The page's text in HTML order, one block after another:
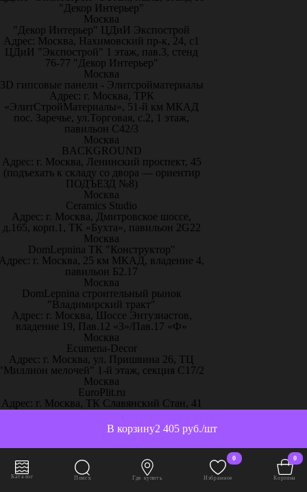
2 405 руб./шт
В корзину
"Декор Интерьер"
Москва
"Декор Интерьер" ЦДиИ Экспострой
Адрес: Москва, Нахимовский пр-к, 24, с1
ЦДиИ "Экспострой" 1 этаж, пав.3, стенд
76-77 "Декор Интерьер"
Москва
3D гипсовые панели - Элитсройматериалы
Адрес: г. Москва, ТРК
«ЭлитСтройМатериалы», 51-й км МКАД
пос. Заречье, ул.Торговая, с.2, 1 этаж,
павильон С42/3
Москва
BACKGROUND
Адрес: г. Москва, Ленинский проспект, 45
(подъехать к складу со двора — ориентир
ПОДЪЕЗД №8)
Москва
Ceramics Studio
Адрес: г. Москва, Дмитровское шоссе,
д.165, корп.1, ТК «Бухта», павильон 2G22
Москва
DomLepnina ТК "Конструктор"
г. Москва, 25 км МКАД, владение 4,
павильон Б2.17
Москва
DomLepnina строительный рынок
"Владимирский тракт"
Адрес: г. Москва, Шоссе Энтузиастов,
владение 19, Пав.12 «З»/Пав.17 «Ф»
Москва
Ecumena-Decor
Адрес: г. Москва, ул. Пришвина 26, ТЦ
мелочей" 1-й этаж, секция С17/2
Москва
EuroPlit.ru
Адрес: г. Москва, ТК Славянский Стан, 41
Москва
MY-BURO
Адрес: г. Москва, ТЦ Румянцево Бизнес-
Парк. 22ой км Киевского шоссе. Вл.4
корпус Г, сек. 207Г
Москва
Каталог Поиск Где купить
0
Избранное
0
Корзина